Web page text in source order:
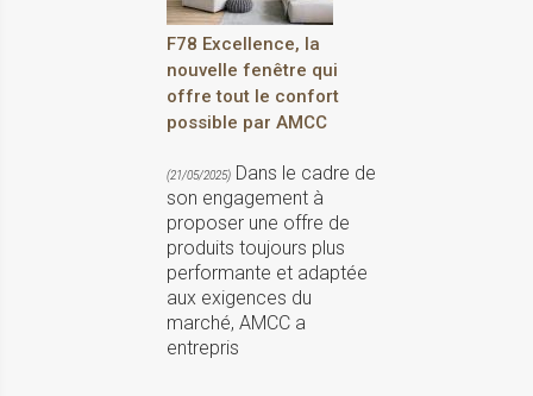
F78 Excellence, la
nouvelle fenêtre qui
offre tout le confort
possible par AMCC
(21/05/2025) Dans le cadre de
son engagement à
proposer une offre de
produits toujours plus
performante et adaptée
aux exigences du
marché, AMCC a
entrepris